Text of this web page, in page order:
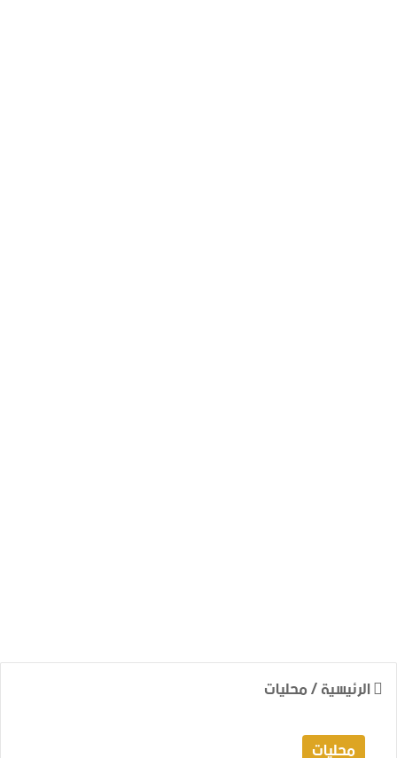
الرئيسية/محليات
محليات